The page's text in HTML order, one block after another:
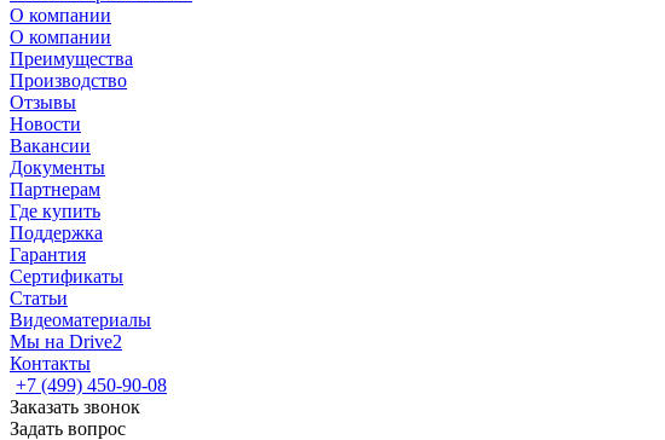
О компании
О компании
Преимущества
Производство
Отзывы
Новости
Вакансии
Документы
Партнерам
Где купить
Поддержка
Гарантия
Сертификаты
Статьи
Видеоматериалы
Мы на Drive2
Контакты
+7 (499) 450-90-08
Заказать звонок
Задать вопрос